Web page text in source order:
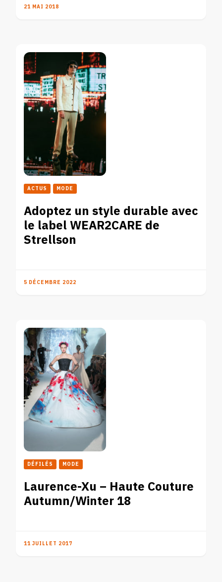
21 MAI 2018
ACTUS MODE
Adoptez un style durable avec
le label WEAR2CARE de
Strellson
5 DÉCEMBRE 2022
DÉFILÉS MODE
Laurence-Xu – Haute Couture
Autumn/Winter 18
11 JUILLET 2017